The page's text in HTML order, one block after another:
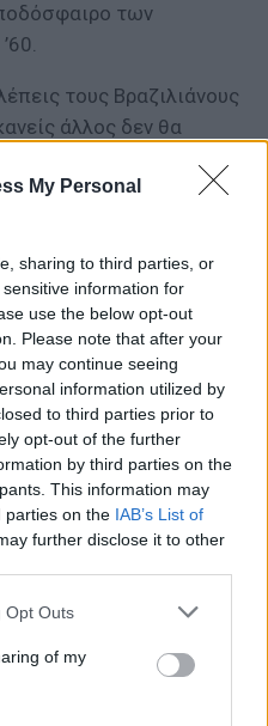
My Personal
sharing to third parties, or
information for
use the below opt-out
Please note that after your
may continue seeing
information utilized by
to third parties prior to
opt-out of the further
by third parties on the
This information may
parties on the IAB’s List of
further disclose it to other
Opt Outs
of my
των
τους Βραζιλιάνους
άλλος δεν θα
το «Ginga» είναι
το στυλ, ήταν ο
είναι απλή: Στα
της Εθνικής
Μήπως να
Μήπως να επιστρέψει
Γιατί αυτό το στυλ
ξεπερασμένο, αλλά